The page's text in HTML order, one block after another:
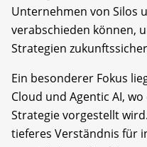
Unternehmen von Silos
verabschieden können,
Strategien
Ein besonderer Fokus
Cloud und Agentic AI,
Strategie vorgestellt
tieferes Verständnis für